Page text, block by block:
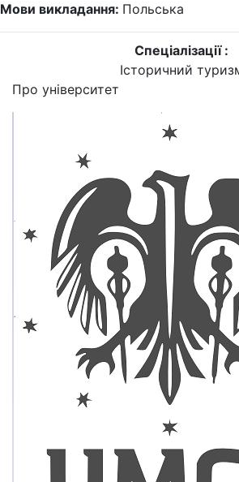
Мови викладання: Польська
Спеціалізації :
Історичний
Про університет